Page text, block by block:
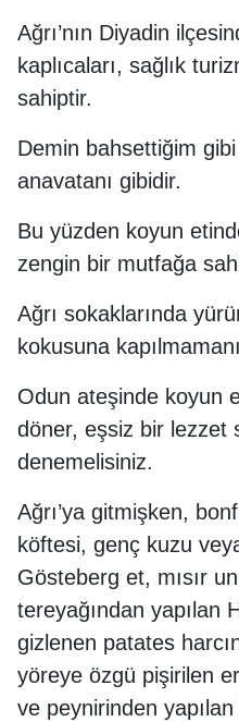
Ağrı’nın Diyadin
kaplıcaları, sağlık
sahiptir.
Demin bahsettiğim
anavatanı gibidir.
Bu yüzden koyun
zengin bir mutfağa
Ağrı sokaklarında
kokusuna
Odun ateşinde koyun
döner, eşsiz bir lezzet
denemelisiniz.
Ağrı’ya gitmişken,
köftesi, genç kuzu
Gösteberg et, mısır
tereyağından yapılan
gizlenen patates
yöreye özgü pişirilen
ve peynirinden